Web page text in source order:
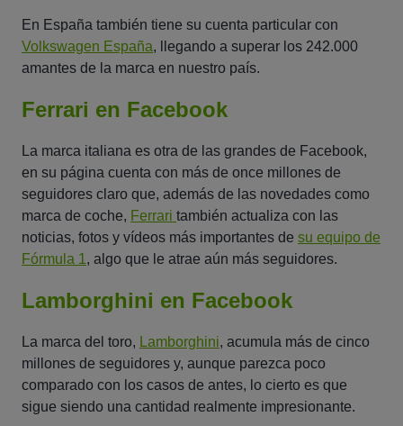
En España también tiene su cuenta particular con
Volkswagen España, llegando a superar los 242.000
amantes de la marca en nuestro país.
Ferrari en Facebook
La marca italiana es otra de las grandes de Facebook,
en su página cuenta con más de once millones de
seguidores claro que, además de las novedades como
marca de coche, Ferrari también actualiza con las
noticias, fotos y vídeos más importantes de su equipo de
Fórmula 1, algo que le atrae aún más seguidores.
Lamborghini en Facebook
La marca del toro, Lamborghini, acumula más de cinco
millones de seguidores y, aunque parezca poco
comparado con los casos de antes, lo cierto es que
sigue siendo una cantidad realmente impresionante.